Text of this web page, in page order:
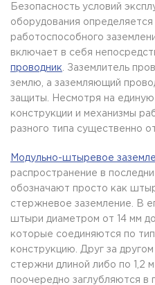
Безопасность условий
оборудования
работоспособного
включает в себя
проводник . Заземлитель
землю, а заземляющий
защиты. Несмотря на единую
конструкции и механизмы
разного типа существенно
Модульно-штыревое
распространение в
обозначают просто как
стержневое заземление. В
штыри диаметром от 14 мм
которые соединяются по
конструкцию. Друг за
стержни длиной либо по 1,2
поочередно заглубляются в